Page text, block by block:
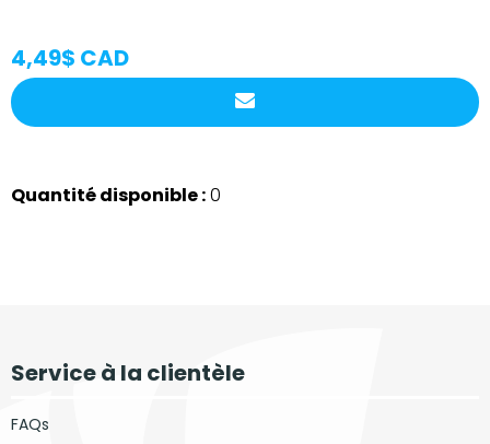
4,49$ CAD
Quantité disponible :0
Service à la clientèle
FAQs